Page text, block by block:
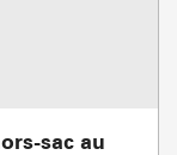
sac au